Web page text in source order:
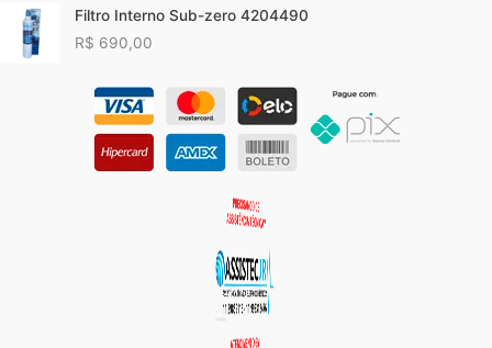
Filtro Interno Sub-zero 4204490
R$ 690,00